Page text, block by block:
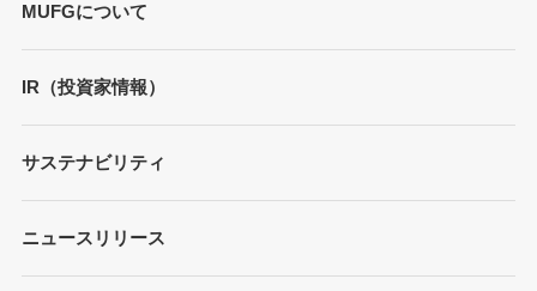
MUFGについて
トップメッセージ
会社概要
MUFGブランド
ガバナンス
事業内容
IR（投資家情報）
財務情報
プレゼンテーション
債券・格付情報
個人投資家の皆さまへ
サステナビリティ
各種レポート/データ/インデックス
サステナビリティ経営
ニュースリリース